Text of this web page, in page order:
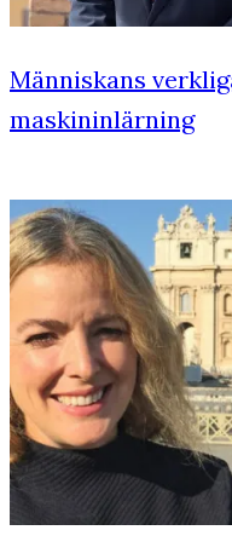
Människans
maskininlärning